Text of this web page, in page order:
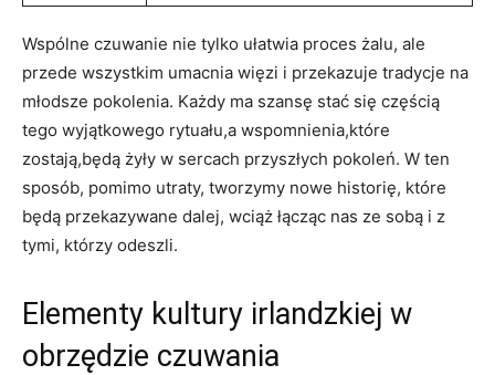
Wspólne czuwanie nie tylko ułatwia proces żalu, ale
przede wszystkim umacnia więzi i przekazuje tradycje na
młodsze pokolenia. Każdy ma szansę stać się częścią
tego wyjątkowego rytuału,a wspomnienia,które
zostają,będą żyły w sercach przyszłych pokoleń. W ten
sposób, pomimo utraty, tworzymy nowe historię, które
będą przekazywane dalej, wciąż łącząc nas ze sobą i z
tymi, którzy odeszli.
Elementy kultury irlandzkiej w
obrzędzie czuwania